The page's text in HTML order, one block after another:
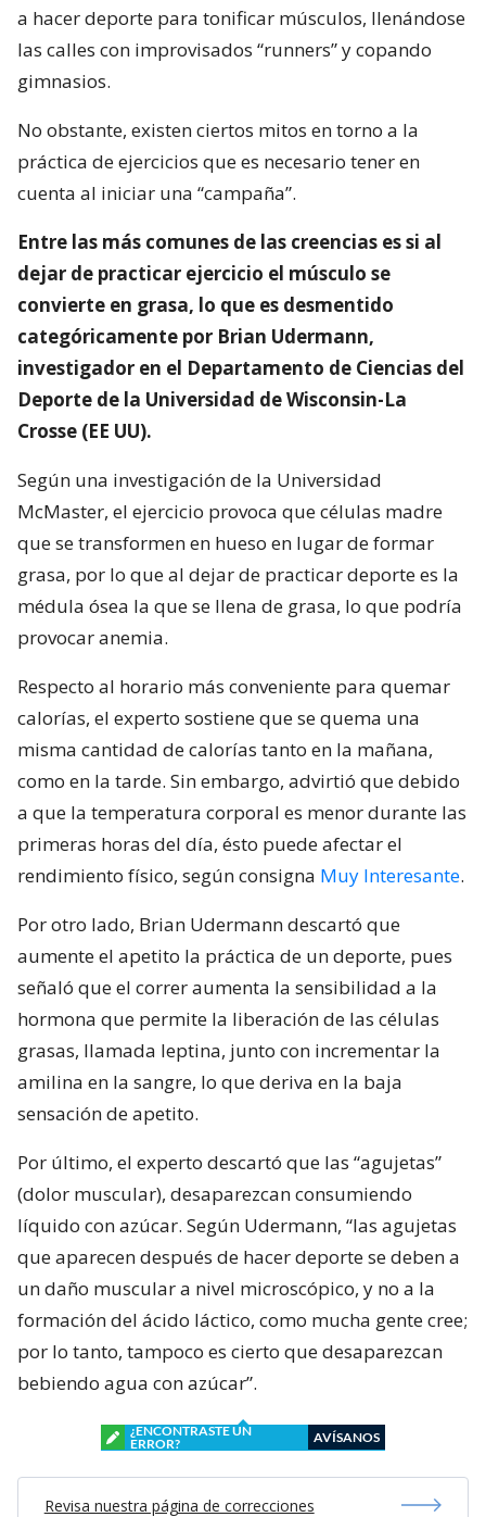
a hacer deporte para tonificar músculos, llenándose
las calles con improvisados “runners” y copando
gimnasios.
No obstante, existen ciertos mitos en torno a la
práctica de ejercicios que es necesario tener en
cuenta al iniciar una “campaña”.
Entre las más comunes de las creencias es si al
dejar de practicar ejercicio el músculo se
convierte en grasa, lo que es desmentido
categóricamente por Brian Udermann,
investigador en el Departamento de Ciencias del
Deporte de la Universidad de Wisconsin-La
Crosse (EE UU).
Según una investigación de la Universidad
McMaster, el ejercicio provoca que células madre
que se transformen en hueso en lugar de formar
grasa, por lo que al dejar de practicar deporte es la
médula ósea la que se llena de grasa, lo que podría
provocar anemia.
Respecto al horario más conveniente para quemar
calorías, el experto sostiene que se quema una
misma cantidad de calorías tanto en la mañana,
como en la tarde. Sin embargo, advirtió que debido
a que la temperatura corporal es menor durante las
primeras horas del día, ésto puede afectar el
rendimiento físico, según consigna Muy Interesante.
Por otro lado, Brian Udermann descartó que
aumente el apetito la práctica de un deporte, pues
señaló que el correr aumenta la sensibilidad a la
hormona que permite la liberación de las células
grasas, llamada leptina, junto con incrementar la
amilina en la sangre, lo que deriva en la baja
sensación de apetito.
Por último, el experto descartó que las “agujetas”
(dolor muscular), desaparezcan consumiendo
líquido con azúcar. Según Udermann, “las agujetas
que aparecen después de hacer deporte se deben a
un daño muscular a nivel microscópico, y no a la
formación del ácido láctico, como mucha gente cree;
por lo tanto, tampoco es cierto que desaparezcan
bebiendo agua con azúcar”.
¿ENCONTRASTE UN
ERROR?
AVÍSANOS
Revisa nuestra página de correcciones